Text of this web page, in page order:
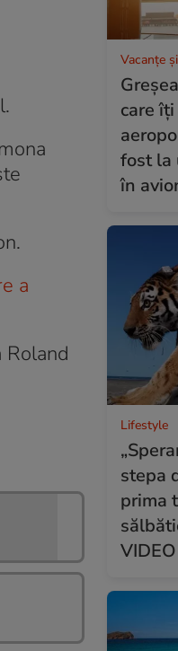
a
Vacanțe
care
fost la
în
Lifestyle
stepa
prima
VIDEO